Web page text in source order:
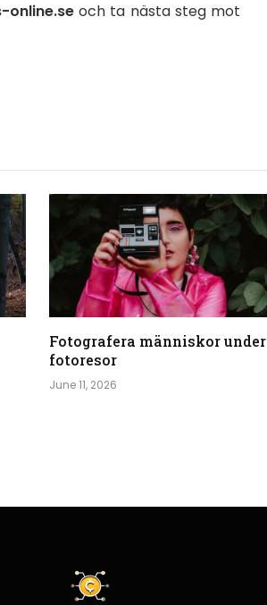
online.seoch ta nästa steg mot
Fotografera människor under
fotoresor
June 11, 2026